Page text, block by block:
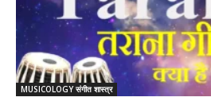
MUSICOLOGY संगीत शास्त्र